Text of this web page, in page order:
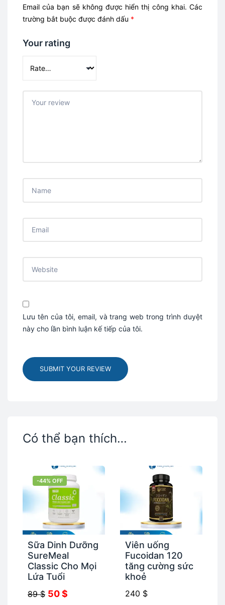
Email của bạn sẽ không được hiển thị công khai. Các
trường bắt buộc được đánh dấu *
Your rating
Lưu tên của tôi, email, và trang web trong trình duyệt
này cho lần bình luận kế tiếp của tôi.
SUBMIT YOUR REVIEW
Có thể bạn thích…
-44% OFF
Sữa Dinh Dưỡng
SureMeal
Classic Cho Mọi
Lứa Tuổi
89$ 50$
Viên uống
Fucoidan 120
tăng cường sức
khoẻ
240 $